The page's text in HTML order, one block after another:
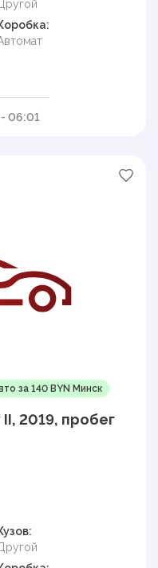
- 06:01
за 140 BYN Минск
2019, пробег